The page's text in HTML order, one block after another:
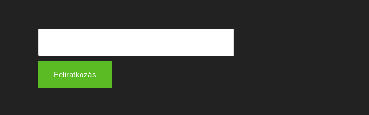
Feliratkozás